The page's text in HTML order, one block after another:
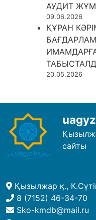
АУДИТ
09.06.2026
ҚҰРАН
20.05.2026
сайты
Қызылжар қ.,
8 (7152) 46-34-70
Sko-kmdb@mail.ru